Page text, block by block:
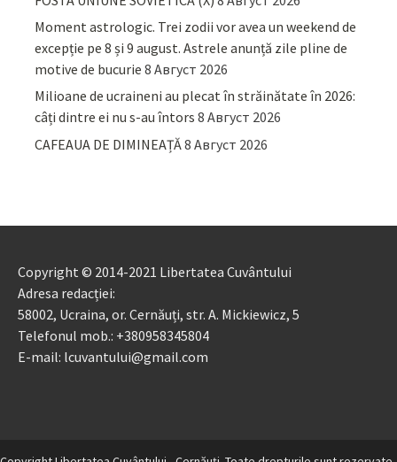
Moment astrologic. Trei zodii vor avea un weekend de
excepție pe 8 și 9 august. Astrele anunță zile pline de
motive de bucurie 8 Август 2026
Milioane de ucraineni au plecat în străinătate în 2026:
câți dintre ei nu s-au întors 8 Август 2026
CAFEAUA DE DIMINEAȚĂ8 Август 2026
Copyright © 2014-2021 Libertatea Cuvântului
Adresa redacției:
58002, Ucraina, or. Cernăuți, str. A. Mickiewicz, 5
Telefonul mob.: +380958345804
E-mail: lcuvantului@gmail.com